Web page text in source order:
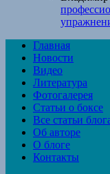
Главная
Новости
Видео
Литература
Фотогалерея
Статьи о боксе
Все статьи
Об авторе
О блоге
Контакты